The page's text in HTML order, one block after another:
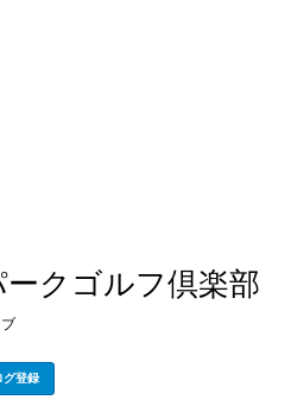
クゴルフ倶楽部
グ登録